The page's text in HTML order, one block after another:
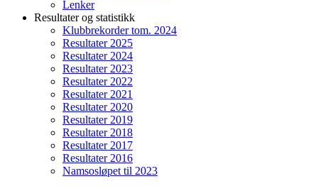
Lenker
Resultater og statistikk
Klubbrekorder tom. 2024
Resultater 2025
Resultater 2024
Resultater 2023
Resultater 2022
Resultater 2021
Resultater 2020
Resultater 2019
Resultater 2018
Resultater 2017
Resultater 2016
Namsosløpet til 2023